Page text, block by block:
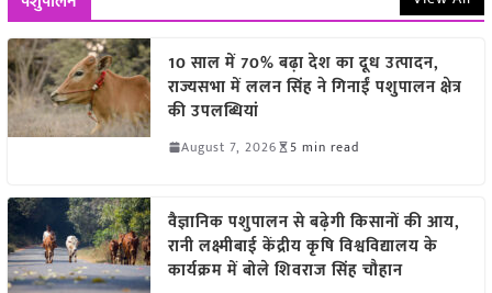
10 साल में 70% बढ़ा देश का दूध उत्पादन,
राज्यसभा में ललन सिंह ने गिनाईं पशुपालन क्षेत्र
की उपलब्धियां
August 7, 2026 5 min read
वैज्ञानिक पशुपालन से बढ़ेगी किसानों की आय,
रानी लक्ष्मीबाई केंद्रीय कृषि विश्वविद्यालय के
कार्यक्रम में बोले शिवराज सिंह चौहान